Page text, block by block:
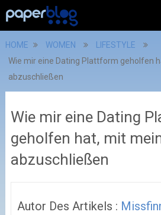
HOME WOMEN
LIFESTYLE
Wie mir eine Dating Plattform geholfen
abzuschließen
Wie mir eine Dating
geholfen hat, mit
abzuschließen
Autor Des Artikels :